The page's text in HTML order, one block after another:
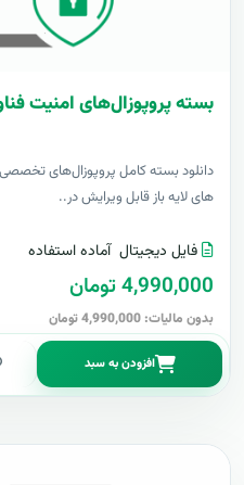
بسته پروپوزال‌های امنیت
دانلود بسته کامل پروپوزال‌های
های لایه باز قابل ویرایش در..
فایل دیجیتال آماده استفاده
4,990,000 تومان
بدون مالیات: 4,990,000 تومان
افزودن به سبد